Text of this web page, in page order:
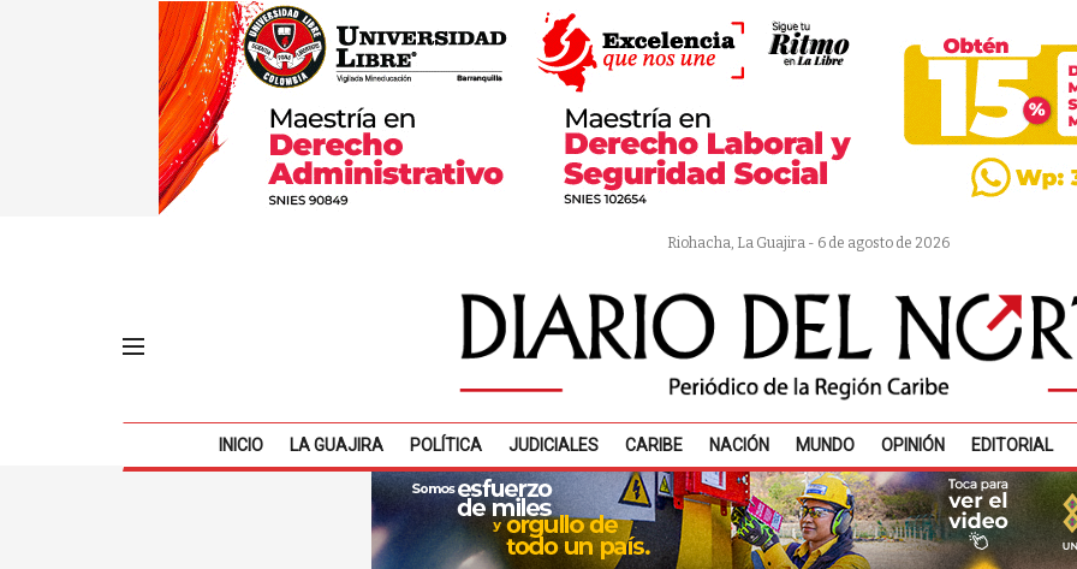
Riohacha, La Guajira - 6 de agosto de 2026
INICIO LA GUAJIRA POLÍTICA JUDICIALES CARIBE NACIÓN MUNDO OPINIÓN EDITORIAL